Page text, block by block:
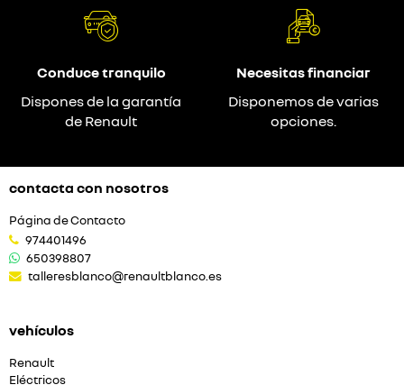
Conduce tranquilo
Dispones de la garantía
de Renault
Necesitas financiar
Disponemos de varias
opciones.
contacta con nosotros
Página de Contacto
974401496
650398807
talleresblanco@renaultblanco.es
vehículos
Renault
Eléctricos